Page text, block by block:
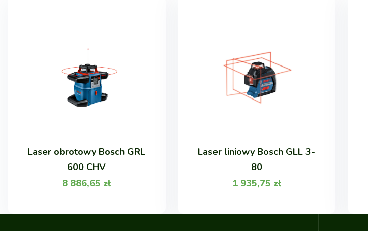
Laser obrotowy Bosch GRL
600 CHV
8 886,65 zł
Laser liniowy Bosch GLL 3-
80
1 935,75 zł